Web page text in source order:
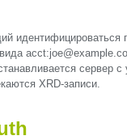
идентифицироваться
сервер с
XRD-записи.